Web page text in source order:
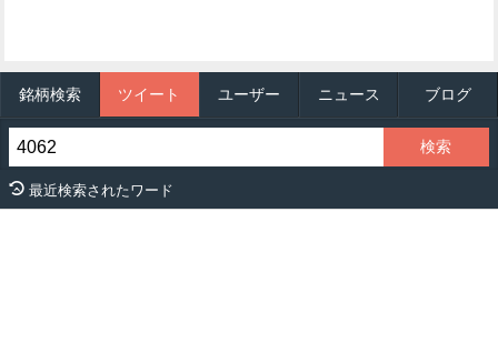
銘柄検索 ツイート ユーザー ニュース ブログ
最近検索されたワード